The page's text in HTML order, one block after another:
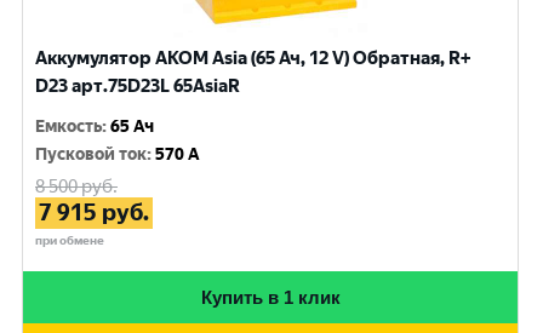
Аккумулятор AKOM Asia (65 Ач, 12 V) Обратная, R+
D23 арт.75D23L 65AsiaR
Емкость:65 Ач
Пусковой ток:570 A
8 500руб.
7 915 руб.
при обмене
Купить в 1 клик